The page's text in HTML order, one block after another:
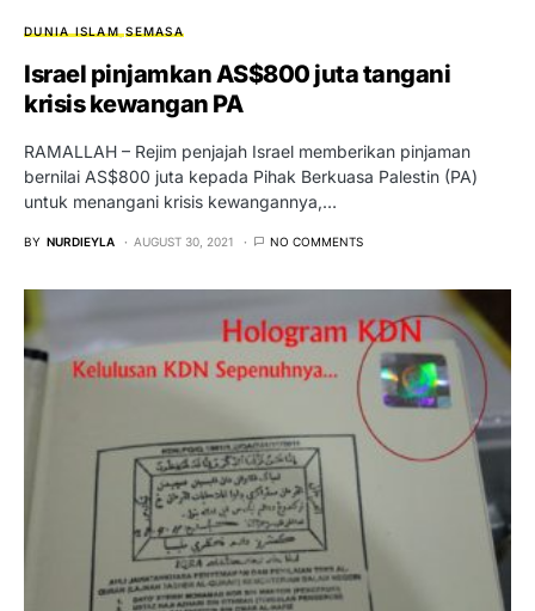
DUNIA ISLAM SEMASA
Israel pinjamkan AS$800 juta tangani
krisis kewangan PA
RAMALLAH – Rejim penjajah Israel memberikan pinjaman
bernilai AS$800 juta kepada Pihak Berkuasa Palestin (PA)
untuk menangani krisis kewangannya,…
BY NURDIEYLA AUGUST 30, 2021 NO COMMENTS